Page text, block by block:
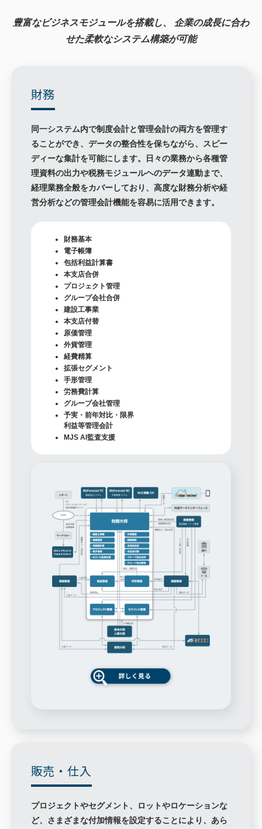
豊富なビジネスモジュールを搭載し、
企業の成長に合わ
せた柔軟なシステム構築が可能
財務
同一システム内で制度会計と管理会計の両方を管理す
ることができ、データの整合性を保ちながら、スピー
ディーな集計を可能にします。日々の業務から各種管
理資料の出力や税務モジュールヘのデータ連動まで、
経理業務全般をカバーしており、高度な財務分析や経
営分析などの管理会計機能を容易に活用できます。
財務基本
電子帳簿
包括利益計算書
本支店合併
プロジェクト管理
グループ会社合併
建設工事業
本支店付替
原価管理
外貨管理
経費精算
拡張セグメント
手形管理
労務費計算
グループ会社管理
予実・前年対比・限界
利益等管理会計
MJS AI監査支援
販売・仕入
プロジェクトやセグメント、ロットやロケーションな
ど、さまざまな付加情報を設定することにより、あら